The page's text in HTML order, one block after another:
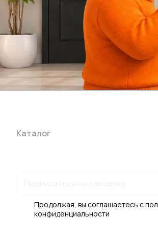
Каталог
Продолжая, вы соглашаетесь с
конфиденциальности